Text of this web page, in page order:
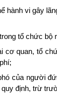
hành vi gây
tổ chức
cơ quan, tổ
của người
định, trừ